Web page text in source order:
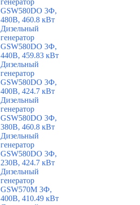
генератор
GSW580DO 3Ф,
480В, 460.8 кВт
Дизельный
генератор
GSW580DO 3Ф,
440В, 459.83 кВт
Дизельный
генератор
GSW580DO 3Ф,
400В, 424.7 кВт
Дизельный
генератор
GSW580DO 3Ф,
380В, 460.8 кВт
Дизельный
генератор
GSW580DO 3Ф,
230В, 424.7 кВт
Дизельный
генератор
GSW570M 3Ф,
400В, 410.49 кВт